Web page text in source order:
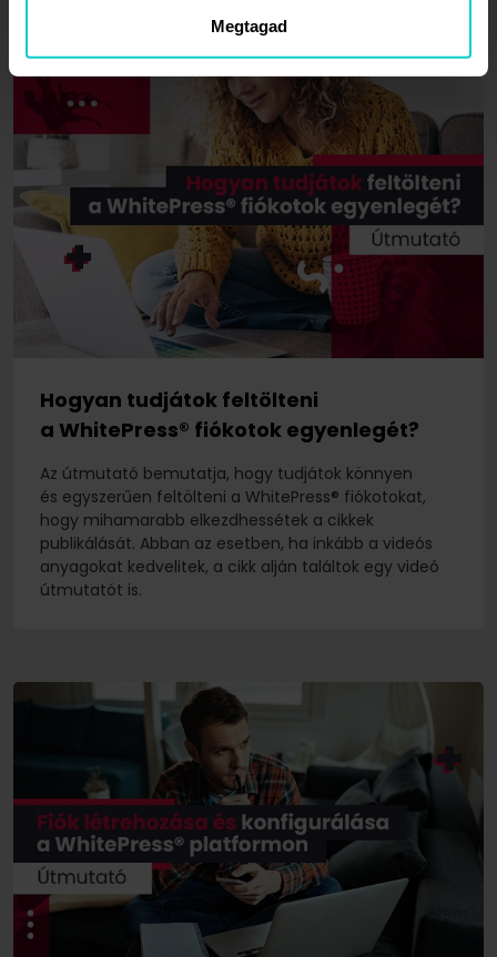
Megtagad
Hogyan tudjátok feltölteni
a WhitePress® fiókotok egyenlegét?
Az útmutató bemutatja, hogy tudjátok könnyen
és egyszerűen feltölteni a WhitePress® fiókotokat,
hogy mihamarabb elkezdhessétek a cikkek
publikálását. Abban az esetben, ha inkább a videós
anyagokat kedvelitek, a cikk alján találtok egy videó
útmutatót is.